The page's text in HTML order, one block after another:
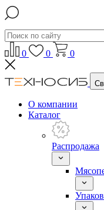
0 0 0
О компании
Каталог
Распродажа